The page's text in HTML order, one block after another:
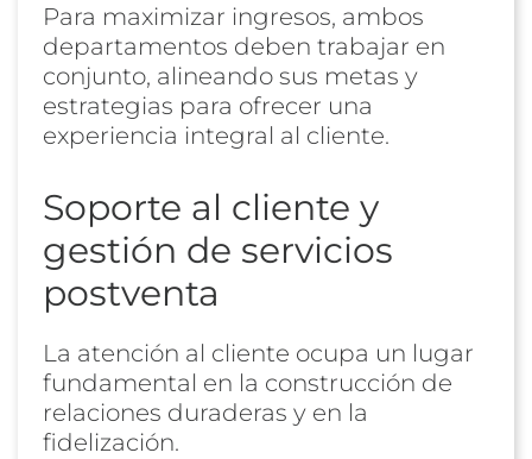
Para maximizar ingresos, ambos
departamentos deben trabajar en
conjunto, alineando sus metas y
estrategias para ofrecer una
experiencia integral al cliente.
Soporte al cliente y
gestión de servicios
postventa
La atención al cliente ocupa un lugar
fundamental en la construcción de
relaciones duraderas y en la
fidelización.